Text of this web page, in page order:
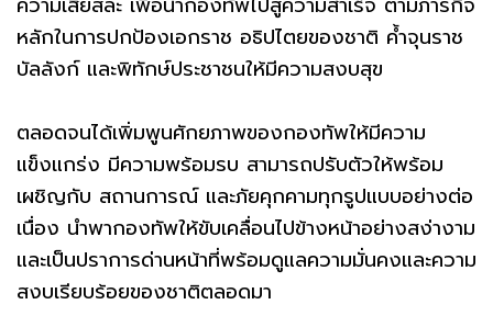
หลักในการปกป้องเอกราช อธิปไตยของชาติ ค้ำจุนราช
บัลลังก์ และพิทักษ์ประชาชนให้มีความสงบสุข
ตลอดจนได้เพิ่มพูนศักยภาพของกองทัพให้มีความ
แข็งแกร่ง มีความพร้อมรบ สามารถปรับตัวให้พร้อม
เผชิญกับ สถานการณ์ และภัยคุกคามทุกรูปแบบอย่างต่อ
เนื่อง นำพากองทัพให้ขับเคลื่อนไปข้างหน้าอย่างสง่างาม
และเป็นปราการด่านหน้าที่พร้อมดูแลความมั่นคงและความ
สงบเรียบร้อยของชาติตลอดมา